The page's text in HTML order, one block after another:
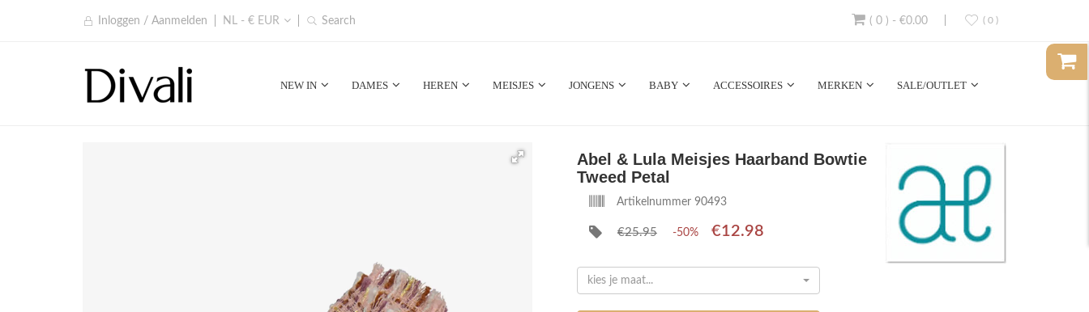
Inloggen / Aanmelden NL - € EUR Search ( 0 )
( 0 ) - €0.00
NEW IN DAMES HEREN MEISJES JONGENS BABY ACCESSOIRES MERKEN SALE/OUTLET
Abel & Lula Meisjes Haarband Bowtie
Tweed Petal
Artikelnummer 90493
€25.95 -50% €12.98
kies je maat...